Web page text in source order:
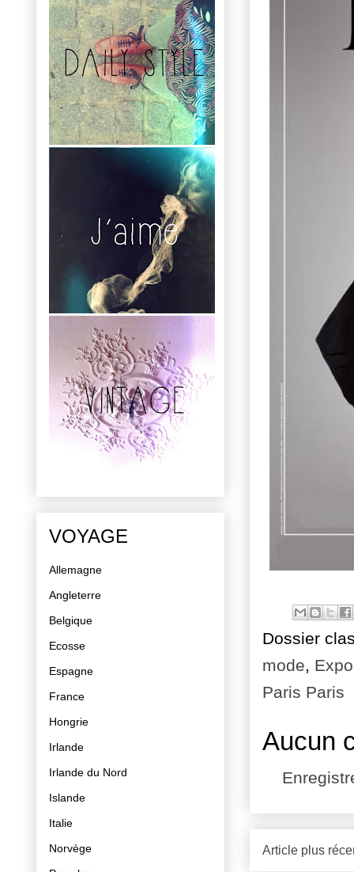
Dossier
mode,
Paris Paris
Aucun
Article plus
VOYAGE
Allemagne
Angleterre
Belgique
Ecosse
Espagne
France
Hongrie
Irlande
Irlande du Nord
Islande
Italie
Norvège